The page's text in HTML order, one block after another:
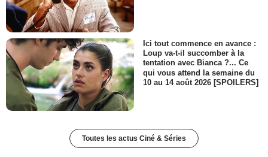
Ici tout commence en avance :
Loup va-t-il succomber à la
tentation avec Bianca ?... Ce
qui vous attend la semaine du
10 au 14 août 2026 [SPOILERS]
Toutes les actus Ciné & Séries